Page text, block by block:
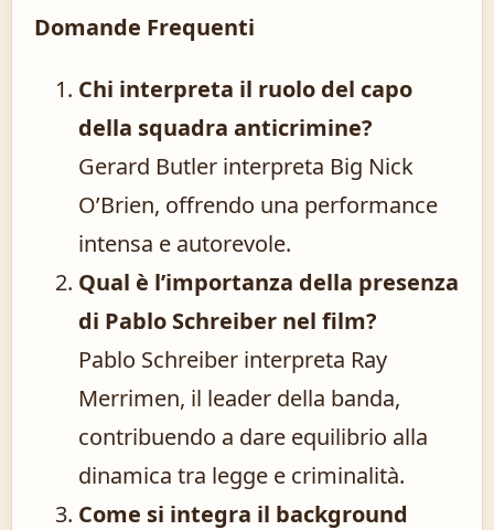
Domande Frequenti
Chi interpreta il ruolo del capo
della squadra anticrimine?
Gerard Butler interpreta Big Nick
O’Brien, offrendo una performance
intensa e autorevole.
Qual è l’importanza della presenza
di Pablo Schreiber nel film?
Pablo Schreiber interpreta Ray
Merrimen, il leader della banda,
contribuendo a dare equilibrio alla
dinamica tra legge e criminalità.
Come si integra il background